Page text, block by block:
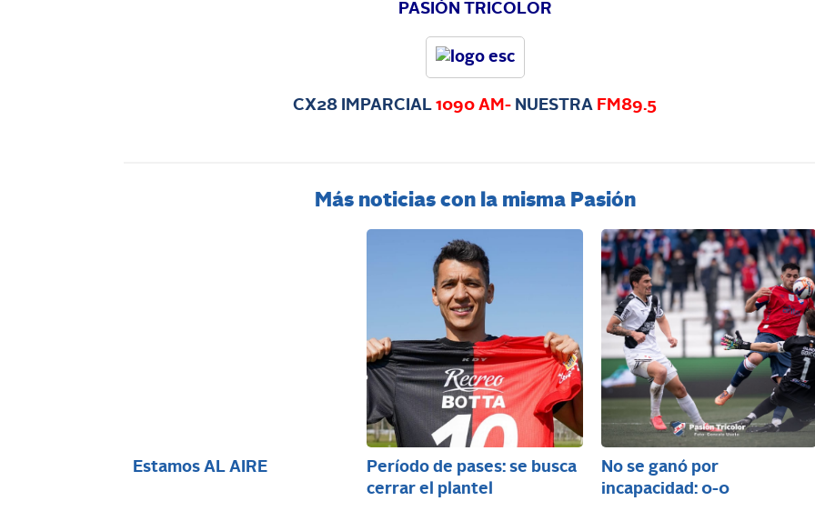
PASIÓN TRICOLOR
CX28 IMPARCIAL 1090 AM- NUESTRA FM89.5
Más noticias con la misma Pasión
Estamos AL AIRE
Período de pases: se busca
cerrar el plantel
No se ganó por
incapacidad: 0-0